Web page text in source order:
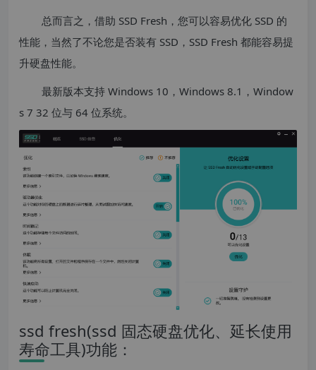
总而言之，借助 SSD Fresh，您可以容易优化 SSD 的
性能，当然了不论您是否装有 SSD，SSD Fresh 都能容易提
升硬盘性能。
最新版本支持 Windows 10，Windows 8.1，Window
s 7 32 位与 64 位系统。
ssd fresh(ssd 固态硬盘优化、延长使用
寿命工具)功能：